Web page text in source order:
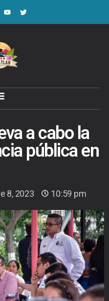
a cabo la
pública en
8, 2023 10:59 pm